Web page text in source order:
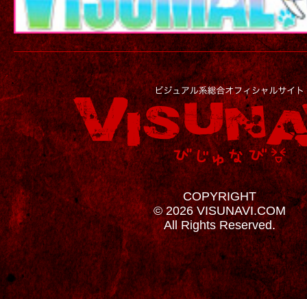
COPYRIGHT
© 2026 VISUNAVI.COM
All Rights Reserved.